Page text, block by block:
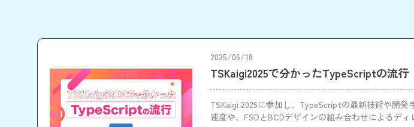
2025/06/18
TSKaigi2025で分かったTypeScriptの流行
TSKaigi 2025に参加し、TypeScriptの最新技術や開
速度や、FSDとBCDデザインの組み合わせによるデ